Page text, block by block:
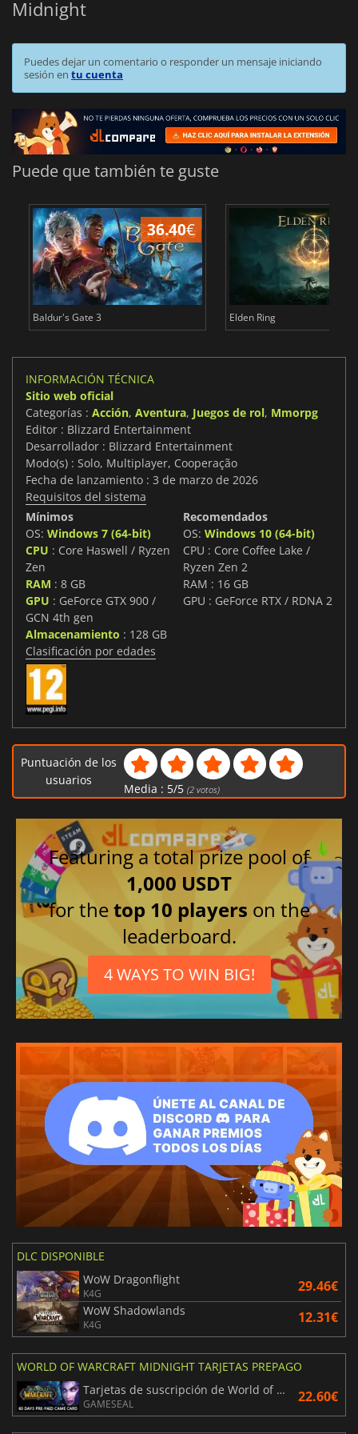
Midnight
Puedes dejar un comentario o responder un mensaje iniciando
sesión en tu cuenta
Puede que también te guste
36.40€
Baldur's Gate 3 Elden Ring
INFORMACIÓN TÉCNICA
Sitio web oficial
Categorías : Acción, Aventura, Juegos de rol, Mmorpg
Editor : Blizzard Entertainment
Desarrollador : Blizzard Entertainment
Modo(s) : Solo, Multiplayer, Cooperação
Fecha de lanzamiento : 3 de marzo de 2026
Requisitos del sistema
Mínimos
OS: Windows 7 (64-bit)
CPU : Core Haswell / Ryzen
Zen
RAM : 8 GB
GPU : GeForce GTX 900 /
GCN 4th gen
Almacenamiento : 128 GB
Recomendados
OS: Windows 10 (64-bit)
CPU : Core Coffee Lake /
Ryzen Zen 2
RAM : 16 GB
GPU : GeForce RTX / RDNA 2
Clasificación por edades
Puntuación de los
usuarios
Media : 5/5 (2votos)
Featuring a total prize pool of
1,000 USDT
for thetop 10 players on the
leaderboard.
4 WAYS TO WIN BIG!
DLC DISPONIBLE
WoW Dragonflight
K4G 29.46€
WoW Shadowlands
K4G 12.31€
WORLD OF WARCRAFT MIDNIGHT TARJETAS PREPAGO
Tarjetas de suscripción de World of Warcraft
GAMESEAL 22.60€